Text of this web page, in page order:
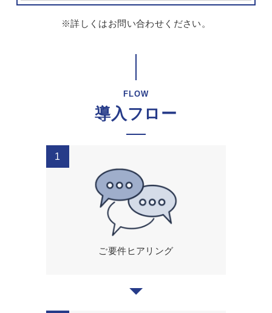
※詳しくはお問い合わせください。
FLOW
導入フロー
ご要件ヒアリング